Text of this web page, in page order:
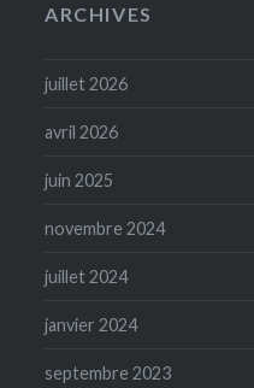
ARCHIVES
juillet 2026
avril 2026
juin 2025
novembre 2024
juillet 2024
janvier 2024
septembre 2023